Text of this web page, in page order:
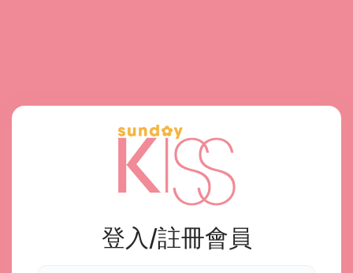
登入/註冊會員